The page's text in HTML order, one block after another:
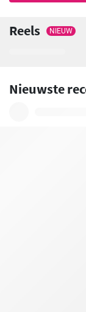
Reels NIEUW
Nieuwste